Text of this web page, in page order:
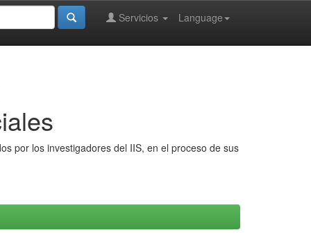
Language
Servicios
por los investigadores del IIS, en el proceso de sus